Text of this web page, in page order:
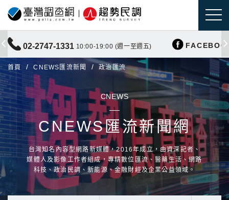
02-2747-1331 10:00-19:00 (週一至週五)
首頁 CNEWS匯流新聞 政治匯流
CNEWS
CNEWS匯流新聞網
台灣知名內容型網路新媒體，2016年成立，由資深記者、
媒體人及影像工作者組成，專精數位匯流、醫藥生活、網路
科技、政治民調、新能源、金融財經及企業公益領域。